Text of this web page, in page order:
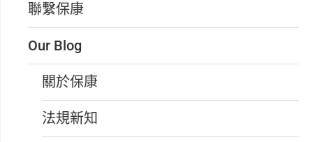
聯繫保康
Our Blog
關於保康
法規新知